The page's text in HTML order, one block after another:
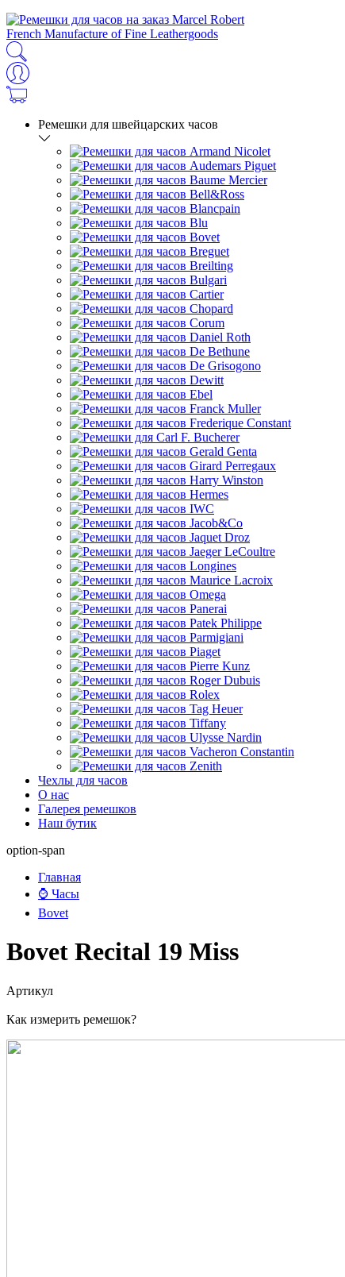
French Manufacture of Fine Leathergoods
Ремешки для швейцарских часов
Чехлы для часов
О нас
Галерея ремешков
Наш бутик
option-span
Главная
⌚ Часы
Bovet
Bovet Recital 19 Miss
Артикул
Как измерить ремешок?